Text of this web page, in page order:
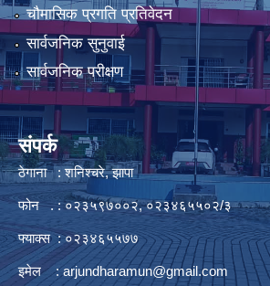
चौमासिक प्रगति प्रतिवेदन
सार्वजनिक सुनुवाई
सार्वजनिक परीक्षण
संपर्क
ठेगाना : शनिश्चरे, झापा
फोन . : ०२३५९७००२, ०२३४६५५०२/३
फ्याक्स : ०२३४६५५७७
इमेल :arjundharamun@gmail.com